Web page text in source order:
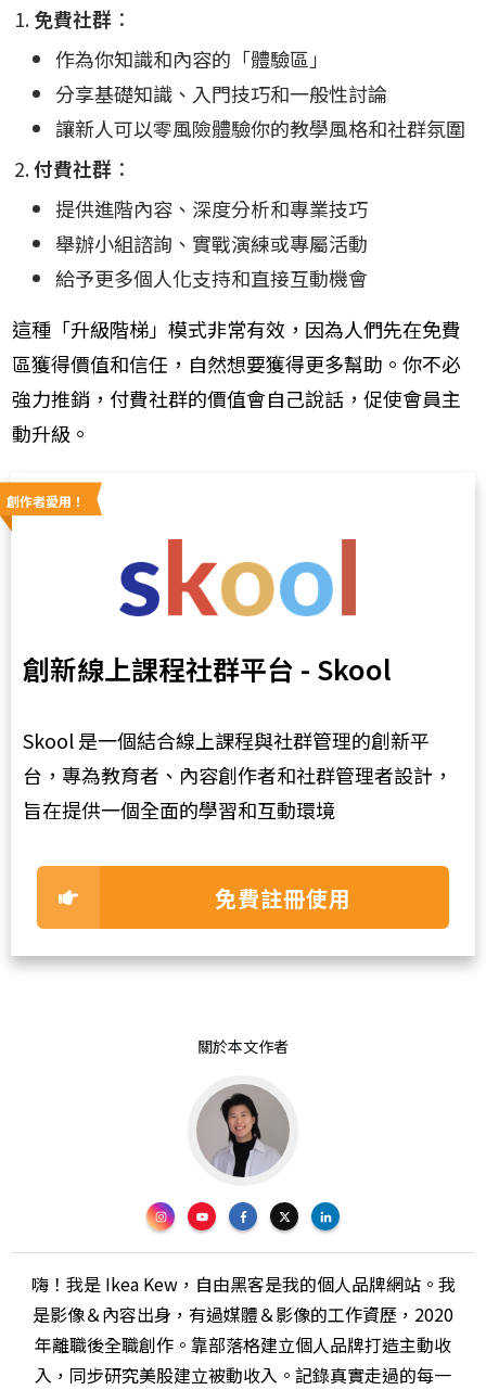
免費社群 ：
作為你知識和內容的「體驗區」
分享基礎知識、入門技巧和一般性討論
讓新人可以零風險體驗你的教學風格和社群氛圍
付費社群 ：
提供進階內容、深度分析和專業技巧
舉辦小組諮詢、實戰演練或專屬活動
給予更多個人化支持和直接互動機會
這種「升級階梯」模式非常有效，因為人們先在免費
區獲得價值和信任，自然想要獲得更多幫助。你不必
強力推銷，付費社群的價值會自己說話，促使會員主
動升級。
創作者愛用！
創新線上課程社群平台 - Skool
Skool 是一個結合線上課程與社群管理的創新平
台，專為教育者、內容創作者和社群管理者設計，
旨在提供一個全面的學習和互動環境
免費註冊使用
關於本文作者
嗨！我是 Ikea Kew，自由黑客是我的個人品牌網站。我
是影像＆內容出身，有過媒體＆影像的工作資歷，2020
年離職後全職創作。靠部落格建立個人品牌打造主動收
入，同步研究美股建立被動收入。記錄真實走過的每一